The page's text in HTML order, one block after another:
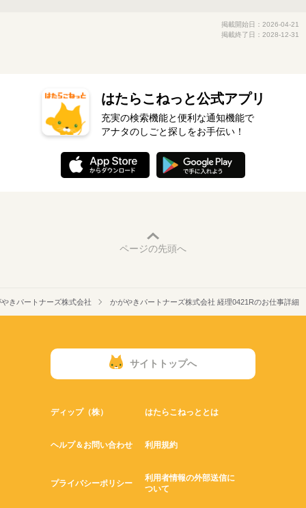
掲載開始日：2026-04-21
掲載終了日：2028-12-31
はたらこねっと公式アプリ
充実の検索機能と便利な通知機能で
アナタのしごと探しをお手伝い！
ページの先頭へ
きパートナーズ株式会社 かがやきパートナーズ株式会社 経理0421Rのお仕事詳細
サイトトップへ
ディップ（株） はたらこねっととは
ヘルプ＆お問い合わせ 利用規約
プライバシーポリシー
利用者情報の外部送信に
ついて